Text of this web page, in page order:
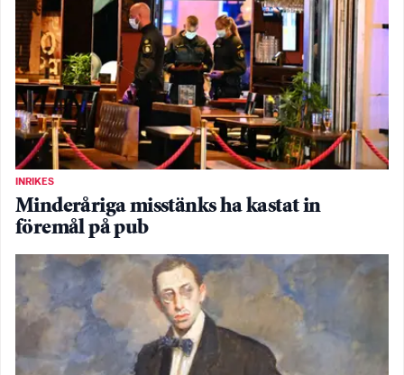
INRIKES
Minderåriga misstänks ha kastat in
föremål på pub